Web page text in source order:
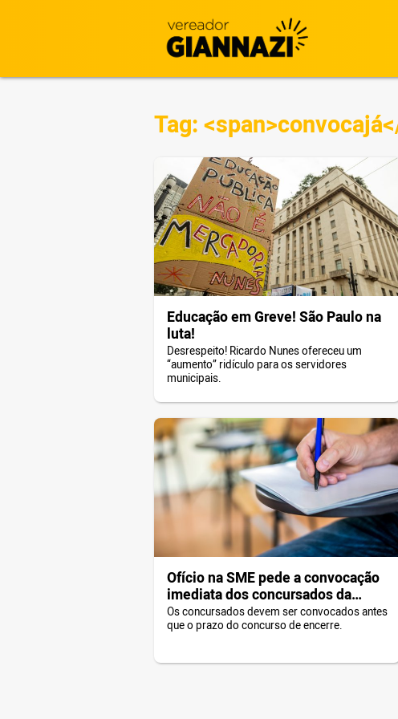
Tag:
Educação em Greve! São Paulo na
luta!
Desrespeito! Ricardo Nunes ofereceu um
“aumento” ridículo para os servidores
municipais.
Ofício na SME pede a convocação
imediata dos concursados da
Educação
Os concursados devem ser convocados antes
que o prazo do concurso de encerre.